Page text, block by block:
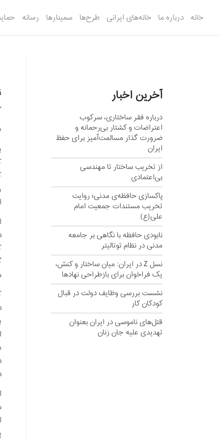
خانه درباره ما خانه‌های ایرانی طرح‌ها سمینارها رسانه
آخرین اخبار
درباره فقر ساختاری، سرکوب
اعتراضات و کشتار بی‌رحمانه و
ضرورت گذار مسالمت‌آمیز برای حفظ
ایران
از تخریب ساختار تا مهندسی
بی‌اعتمادی
پاکسازی حافظه‌ی مدنی؛ روایت
تخریب مستندات جمعیت امام
علی(ع)
نابودی حافظه با نگاهی بر جامعه
مدنی در نظام توتالیتر
نسل‌ Z در ایران: میان ساختار و کنش،
یک فراخوان برای بازطراحی نهادها
نشست بررسی وظایف دولت در قبال
کودکان کار
قتل‌های ناموسی در ایران بعنوان
تهدیدی علیه جان زنان